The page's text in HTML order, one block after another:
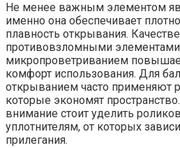
Не менее важным элементом
именно она обеспечивает
плавность открывания.
противовзломными
микропроветриванием
комфорт использования. Для
открыванием часто применяют
которые экономят
внимание стоит уделить
уплотнителям, от которых
прилегания.